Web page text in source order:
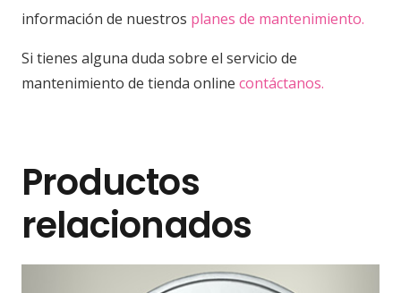
información de nuestros planes de mantenimiento.
Si tienes alguna duda sobre el servicio de
mantenimiento de tienda online contáctanos.
Productos
relacionados